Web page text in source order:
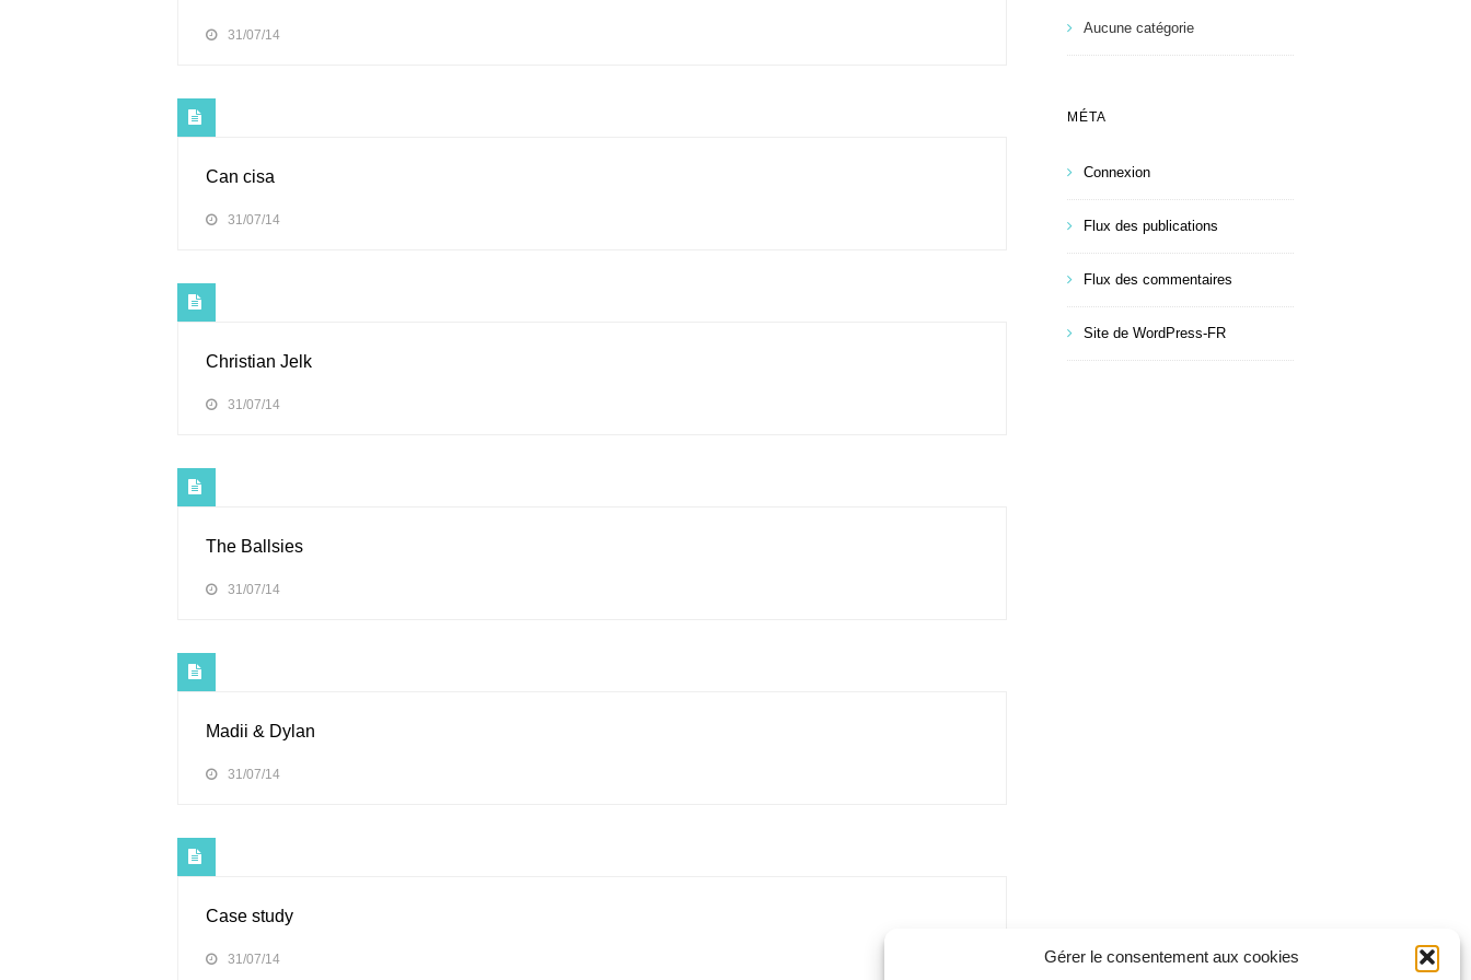
Gérer le consentement aux cookies
31/07/14
Can cisa
31/07/14
Christian Jelk
31/07/14
The Ballsies
31/07/14
Madii & Dylan
31/07/14
Case study
31/07/14
Aucune catégorie
MÉTA
Connexion
Flux des publications
Flux des commentaires
Site de WordPress-FR